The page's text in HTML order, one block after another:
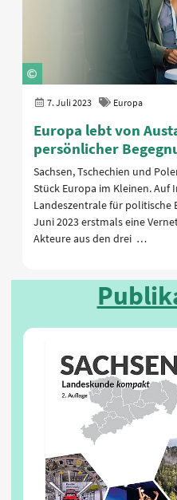
7. Juli 2023 Europa
Europa lebt von
persönlicher
Sachsen, Tschechien und
Stück Europa im Kleinen. Auf
Landeszentrale für politische
Juni 2023 erstmals eine
Akteure aus den drei …